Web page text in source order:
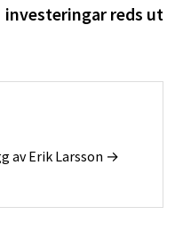
investeringar reds ut
av Erik Larsson →